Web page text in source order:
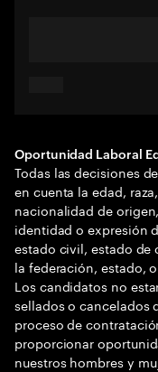
Oportunidad Laboral
Todas las decisiones
en cuenta la edad,
nacionalidad de
identidad o expresión
estado civil, estado de
la federación, estado,
Los candidatos no
sellados o cancelados
proceso de
proporcionar
nuestros hombres y